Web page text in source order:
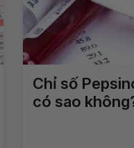
Chỉ số
có sao